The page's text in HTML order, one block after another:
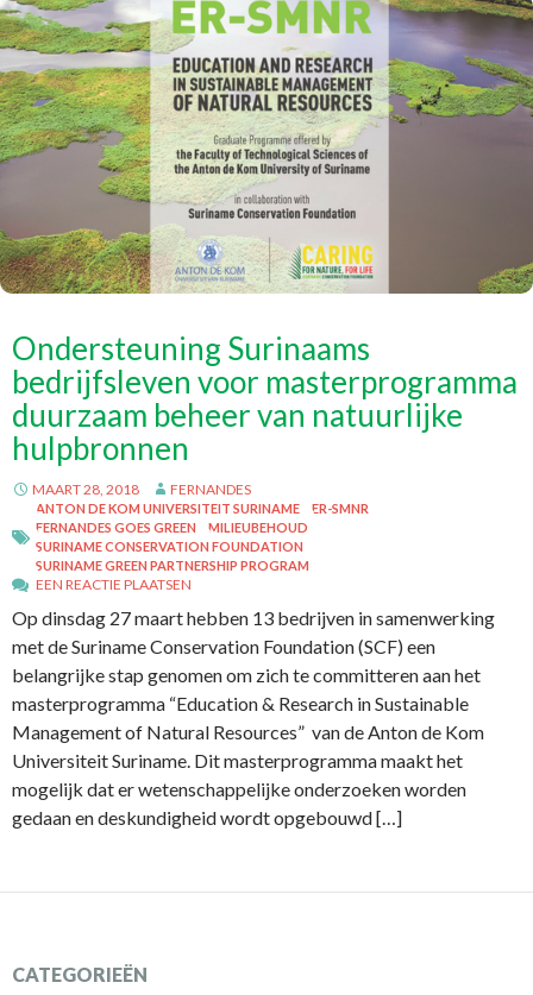
Ondersteuning Surinaams
bedrijfsleven voor masterprogramma
duurzaam beheer van natuurlijke
hulpbronnen
MAART 28, 2018 FERNANDES
ANTON DE KOM UNIVERSITEIT SURINAME
ER-SMNR
FERNANDES GOES GREEN
MILIEUBEHOUD
SURINAME CONSERVATION FOUNDATION
SURINAME GREEN PARTNERSHIP PROGRAM
EEN REACTIE PLAATSEN
Op dinsdag 27 maart hebben 13 bedrijven in samenwerking
met de Suriname Conservation Foundation (SCF) een
belangrijke stap genomen om zich te committeren aan het
masterprogramma “Education & Research in Sustainable
Management of Natural Resources” van de Anton de Kom
Universiteit Suriname. Dit masterprogramma maakt het
mogelijk dat er wetenschappelijke onderzoeken worden
gedaan en deskundigheid wordt opgebouwd […]
CATEGORIEËN